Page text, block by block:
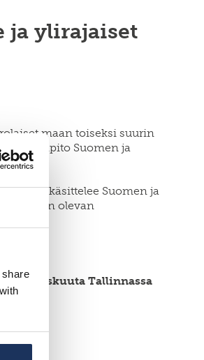
ja ylirajaiset
maan toiseksi suurin
Suomen ja
käsittelee Suomen ja
olevan
maaliskuuta Tallinnassa
.